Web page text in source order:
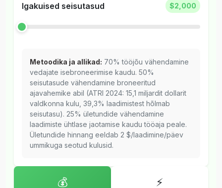
Igakuised seisutasud $2,000
Metoodika ja allikad: 70% tööjõu vähendamine
vedajate isebroneerimise kaudu. 50%
seisutasude vähendamine broneeritud
ajavahemike abil (ATRI 2024: 15,1 miljardit dollarit
valdkonna kulu, 39,3% laadimistest hõlmab
seisutasu). 25% ületundide vähendamine
laadimiste ühtlase jaotamise kaudu tööaja peale.
Ületundide hinnang eeldab 2 $/laadimine/päev
ummikuga seotud kulusid.
💰 ⚡